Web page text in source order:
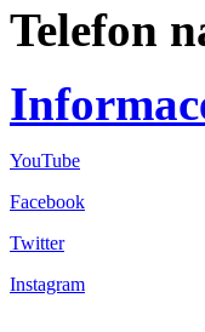
Telefon
YouTube
Facebook
Twitter
Instagram